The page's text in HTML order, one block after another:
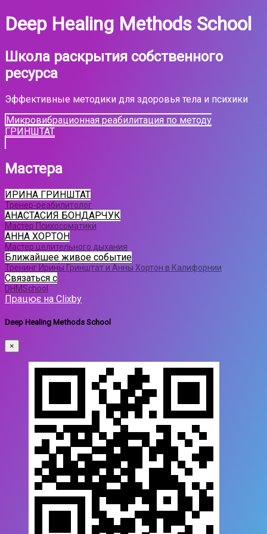
Deep Healing Methods School
Школа раскрытия собственного
ресурса
Эффективные методики для здоровья тела и психики
Микровибрационная реабилитация по методу
ГРИНШТАТ
Мастера
ИРИНА ГРИНШТАТ
Тренер-реабилитолог
АНАСТАСИЯ БОНДАРЧУК
Мастер Психосоматики
АННА ХОРТОН
Мастер целительного дыхания
Ближайшее живое событие
Тренинг Ирины Гринштат и Анны Хортон в Калифорнии
Связаться c
DHMSchool
Працює на Clixby
Deep Healing Methods School
×